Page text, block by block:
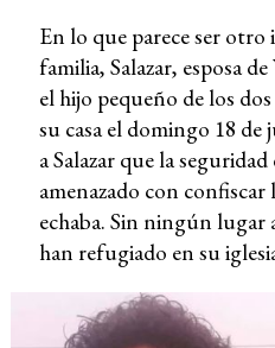
En lo que parece ser
familia, Salazar, esposa
el hijo pequeño de los
su casa el domingo 18
a Salazar que la
amenazado con confiscar
echaba. Sin ningún lugar
han refugiado en su